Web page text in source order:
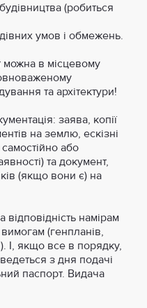
(робиться
умов і обмежень.
в місцевому
та архітектури!
заява, копії
на землю, ескізні
або
та документ,
(якщо вони є) на
намірам
(генпланів,
І, якщо все в порядку,
з дня подачі
паспорт. Видача